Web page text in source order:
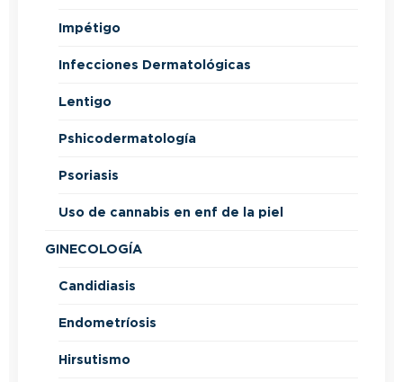
Impétigo
Infecciones Dermatológicas
Lentigo
Pshicodermatología
Psoriasis
Uso de cannabis en enf de la piel
GINECOLOGÍA
Candidiasis
Endometríosis
Hirsutismo